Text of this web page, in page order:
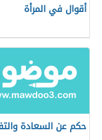
أقوال في المرأة
حكم عن السعادة